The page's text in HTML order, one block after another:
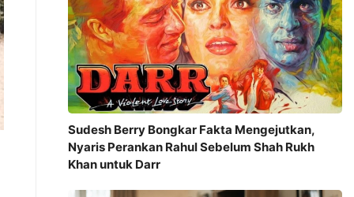
Sudesh Berry Bongkar Fakta Mengejutkan,
Nyaris Perankan Rahul Sebelum Shah Rukh
Khan untuk Darr